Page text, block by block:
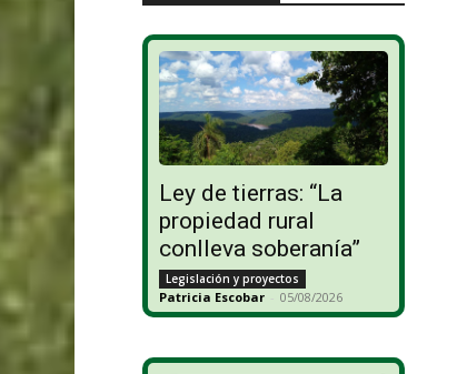
Ley de tierras: “La
propiedad rural
conlleva soberanía”
Legislación y proyectos
Patricia Escobar - 05/08/2026